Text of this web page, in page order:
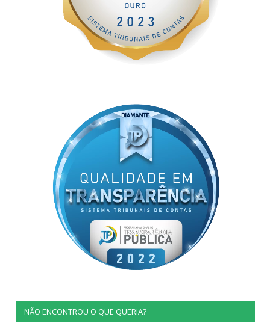
NÃO ENCONTROU O QUE QUERIA?